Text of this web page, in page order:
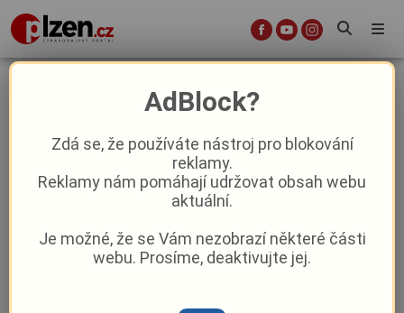
Konec kolon a ulehčení
historickému centru. Stavba
obchvatu Plas oficiálně odstartuje
příští čtvrtek
Marie Osvaldová– 19. 6. 09:35
AdBlock?
Zdá se, že používáte nástroj pro blokování
reklamy.
Reklamy nám pomáhají udržovat obsah webu
aktuální.
Je možné, že se Vám nezobrazí některé části
webu. Prosíme, deaktivujte jej.